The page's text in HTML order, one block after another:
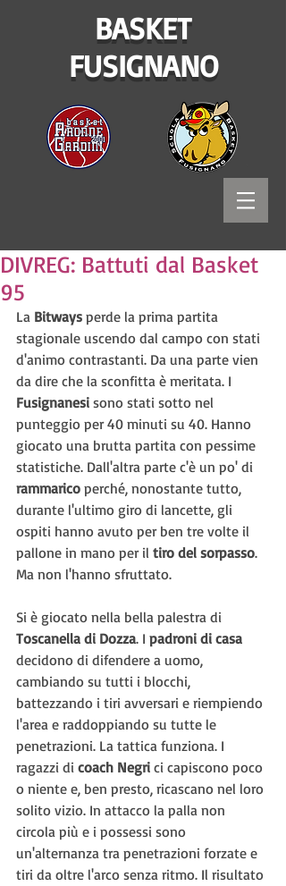
BASKET
FUSIGNANO
DIVREG: Battuti dal Basket
95
La Bitways perde la prima partita
stagionale uscendo dal campo con stati
d'animo contrastanti. Da una parte vien
da dire che la sconfitta è meritata. I
Fusignanesi sono stati sotto nel
punteggio per 40 minuti su 40. Hanno
giocato una brutta partita con pessime
statistiche. Dall'altra parte c'è un po' di
rammarico perché, nonostante tutto,
durante l'ultimo giro di lancette, gli
ospiti hanno avuto per ben tre volte il
pallone in mano per il tiro del sorpasso.
Ma non l'hanno sfruttato.
Si è giocato nella bella palestra di
Toscanella di Dozza. I padroni di casa
decidono di difendere a uomo,
cambiando su tutti i blocchi,
battezzando i tiri avversari e riempiendo
l'area e raddoppiando su tutte le
penetrazioni. La tattica funziona. I
ragazzi di coach Negri ci capiscono poco
o niente e, ben presto, ricascano nel loro
solito vizio. In attacco la palla non
circola più e i possessi sono
un'alternanza tra penetrazioni forzate e
tiri da oltre l'arco senza ritmo. Il risultato